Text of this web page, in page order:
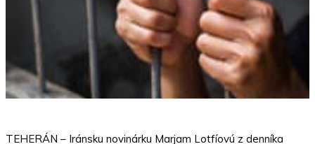
TEHERÁN – Iránsku novinárku Marjam Lotfíovú z denníka